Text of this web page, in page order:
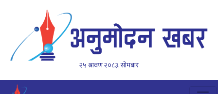
२५ श्रावण २०८३, सोमबार